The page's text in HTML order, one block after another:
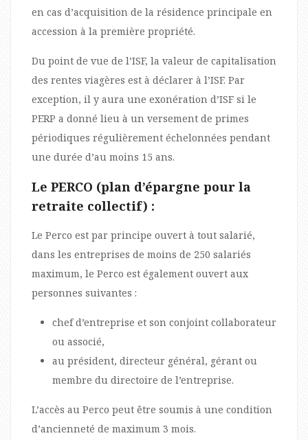
en cas d’acquisition de la résidence principale en
accession à la première propriété.
Du point de vue de l’ISF, la valeur de capitalisation
des rentes viagères est à déclarer à l’ISF. Par
exception, il y aura une exonération d’ISF si le
PERP a donné lieu à un versement de primes
périodiques régulièrement échelonnées pendant
une durée d’au moins 15 ans.
Le PERCO (plan d’épargne pour la
retraite collectif) :
Le Perco est par principe ouvert à tout salarié,
dans les entreprises de moins de 250 salariés
maximum, le Perco est également ouvert aux
personnes suivantes :
chef d’entreprise et son conjoint collaborateur
ou associé,
au président, directeur général, gérant ou
membre du directoire de l’entreprise.
L’accès au Perco peut être soumis à une condition
d’ancienneté de maximum 3 mois.